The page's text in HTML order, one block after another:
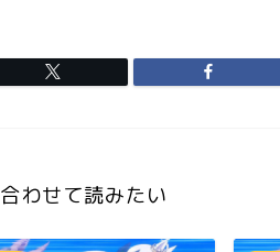
合わせて読みたい